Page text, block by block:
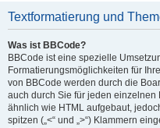
Textformatierung und
Was ist BBCode?
BBCode ist eine spezielle
Formatierungsmöglichkeiten für
von BBCode werden durch die
auch durch Sie für jeden
ähnlich wie HTML aufgebaut,
spitzen („<“ und „>“) Klammern